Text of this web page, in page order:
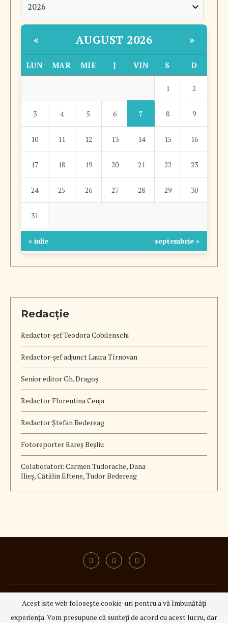
« AUGUST 2026 »
LUN MAR MIE J VIN S D
1 2
3 4 5 6 7 8 9
10 11 12 13 14 15 16
17 18 19 20 21 22 23
24 25 26 27 28 29 30
31
« iulie septembrie »
Redacție
Redactor-șefTeodora Cobilenschi
Redactor-șef adjunct Laura Tîrnovan
Senior editor Gh. Dragoș
Redactor Florentina Cenja
Redactor Ștefan Bedereag
Fotoreporter Rareș Beșliu
Colaboratori: Carmen Tudorache, Dana
Ilieș, Cătălin Eftene, Tudor Bedereag
@2023 - All Right Reserved.3Q Media
Acest site web folosește cookie-uri pentru a vă îmbunătăți
experiența. Vom presupune că sunteți de acord cu acest lucru, dar